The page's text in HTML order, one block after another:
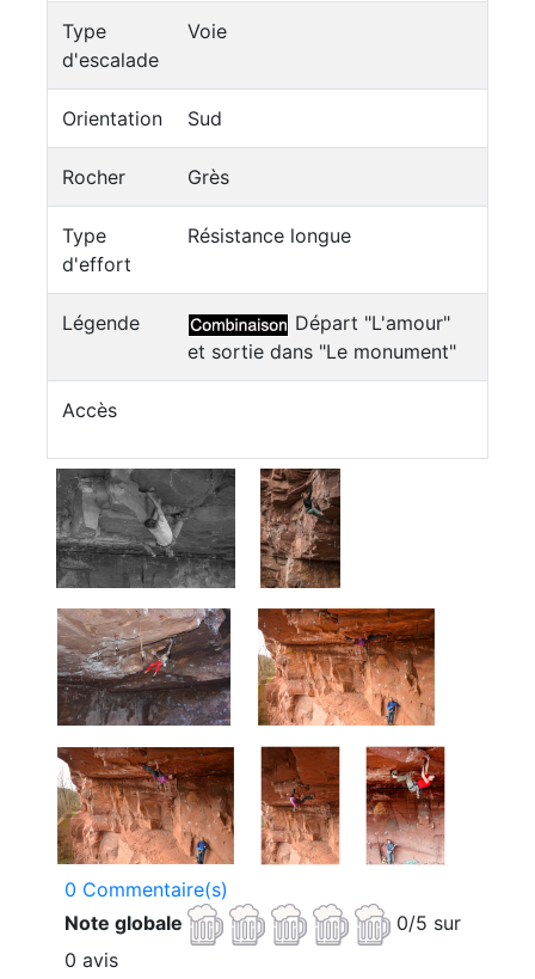
Type
d'escalade
Voie
Orientation Sud
Rocher Grès
Type
d'effort
Résistance longue
Légende
Départ "L'amour"
et sortie dans "Le monument"
Accès
0 Commentaire(s)
Note globale
0/5 sur
0 avis